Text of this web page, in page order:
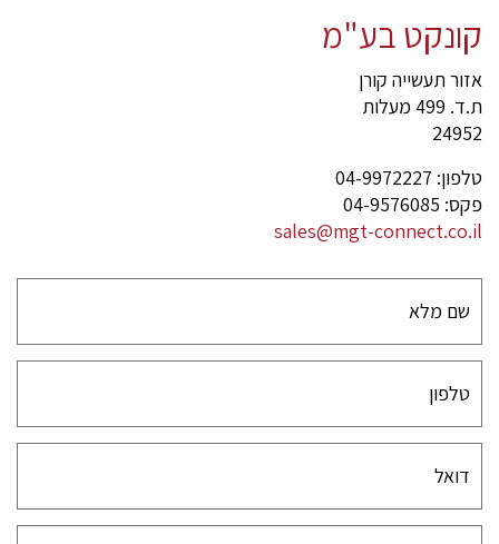
קונקט בע"מ
אזור תעשייה קורן
ת.ד. 499 מעלות
24952
טלפון: 04-9972227
פקס: 04-9576085
sales@mgt-connect.co.il